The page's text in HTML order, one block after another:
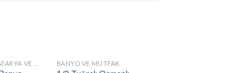
İstek
BANYO VE MUTFAK